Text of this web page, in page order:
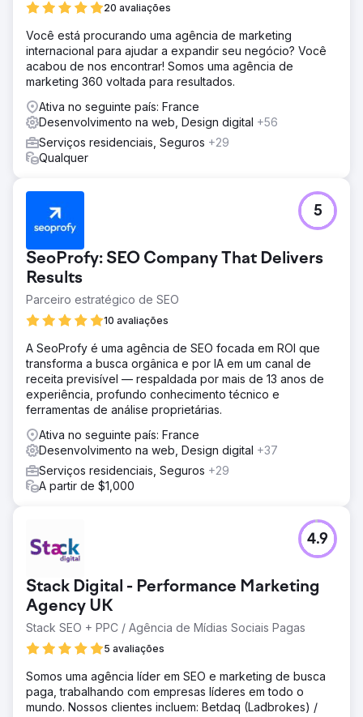
do setor. A falta de visibilidade resultou em
oportunidades perdidas de atrair comerciantes que
buscavam ferramentas de criação de páginas fáceis de
usar e de alto desempenho. Além disso, suas taxas de
conversão estavam abaixo das expectativas devido a
mensagens pouco claras e problemas de UX
Solução
Para resolver os desafios do Instant, implementamos uma
estratégia de SEO robusta focada em melhorar a
segmentação de palavras-chave e a estrutura do site.
pesquisa, direcionando palavras-chave do setor de alto
tráfego e melhorando o SEO na página. Além disso,
redesenhamos o site para aprimorar a experiência do
usuário, com mensagens claras e concisas que
comunicavam o valor exclusivo do aplicativo. Elementos
focados em conversão, como chamadas para ação e
fluxos de inscrição otimizados, foram integrados para
impulsionar o engajamento
Resultado
Após as melhorias de SEO e UX, a Instant viu um aumento
de 70% no tráfego orgânico no primeiro trimestre. Seu
site agora está classificado para palavras-chave
competitivas relacionadas ao Shopify, aumentando
significativamente a visibilidade entre seu público-alvo. O
site redesenhado, com propostas de valor claras e
caminhos de conversão otimizados, levou a um aumento
de 45% nas inscrições e no engajamento do usuário. A
Instant agora está posicionada como um construtor de
páginas do Shopify, com maior reconhecimento de marca
e um crescimento constante em seu usuário
20 avaliações
Você está procurando uma agência de marketing
internacional para ajudar a expandir seu negócio? Você
acabou de nos encontrar! Somos uma agência de
marketing 360 voltada para resultados.
Ativa no seguinte país: France
Desenvolvimento na web, Design digital +56
Serviços residenciais, Seguros +29
Qualquer
SeoProfy: SEO Company That Delivers
Results
Parceiro estratégico de SEO
10 avaliações
5
A SeoProfy é uma agência de SEO focada em ROI que
transforma a busca orgânica e por IA em um canal de
receita previsível — respaldada por mais de 13 anos de
experiência, profundo conhecimento técnico e
ferramentas de análise proprietárias.
Ativa no seguinte país: France
Desenvolvimento na web, Design digital +37
Serviços residenciais, Seguros +29
A partir de $1,000
Stack Digital - Performance Marketing
Agency UK
Stack SEO + PPC / Agência de Mídias Sociais Pagas
5 avaliações
4.9
Somos uma agência líder em SEO e marketing de busca
paga, trabalhando com empresas líderes em todo o
mundo. Nossos clientes incluem: Betdaq (Ladbrokes) /